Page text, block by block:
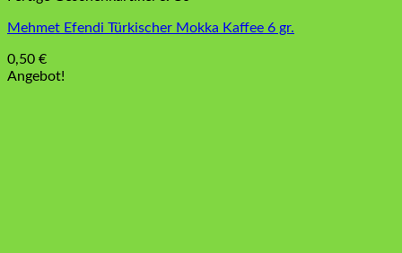
Mehmet Efendi Türkischer Mokka Kaffee 6 gr.
0,50 €
Angebot!